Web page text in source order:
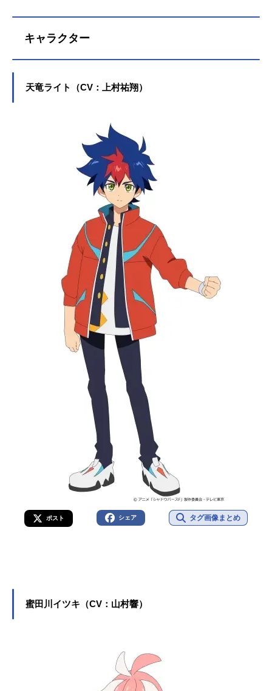
キャラクター
天竜ライト（CV：上村祐翔）
ポスト シェア タグ画像まとめ
蜜田川イツキ（CV：山村響）